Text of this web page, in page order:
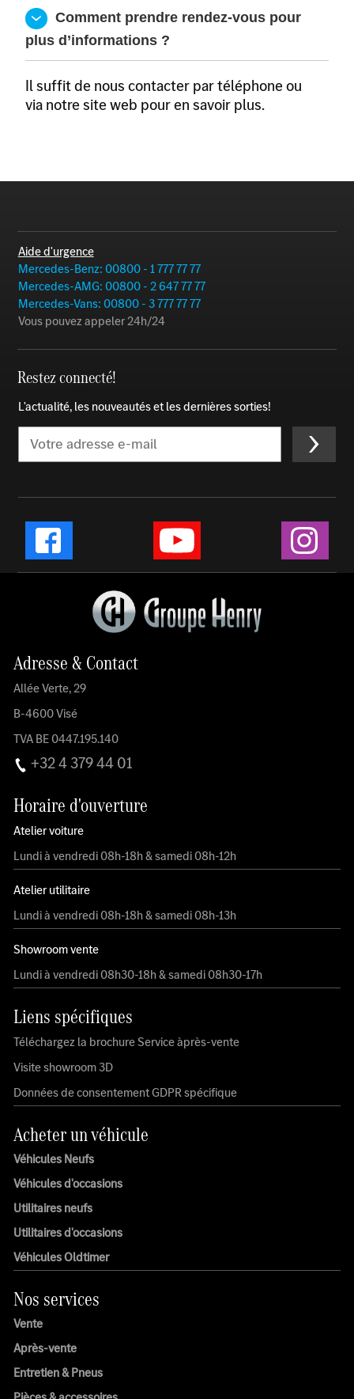
Comment prendre rendez-vous pour
plus d’informations ?
Il suffit de nous contacter par téléphone ou
via notre site web pour en savoir plus.
Aide d'urgence
Mercedes-Benz: 00800 - 1 777 77 77
Mercedes-AMG: 00800 - 2 647 77 77
Mercedes-Vans: 00800 - 3 777 77 77
Vous pouvez appeler 24h/24
Restez connecté!
L'actualité, les nouveautés et les dernières sorties!
Email
Facebook YouTube
Adresse & Contact
Allée Verte, 29
B-4600 Visé
TVA BE 0447.195.140
+32 4 379 44 01
Horaire d'ouverture
Atelier voiture
Lundi à vendredi 08h-18h & samedi 08h-12h
Atelier utilitaire
Lundi à vendredi 08h-18h & samedi 08h-13h
Showroom vente
Lundi à vendredi 08h30-18h & samedi 08h30-17h
Liens spécifiques
Téléchargez la brochure Service àprès-vente
Visite showroom 3D
Données de consentement GDPR spécifique
Acheter un véhicule
Véhicules Neufs
Véhicules d'occasions
Utilitaires neufs
Utilitaires d'occasions
Véhicules Oldtimer
Nos services
Vente
Après-vente
Entretien & Pneus